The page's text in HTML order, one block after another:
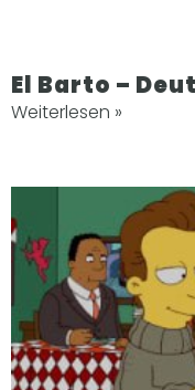
El Barto –
Weiterlesen »